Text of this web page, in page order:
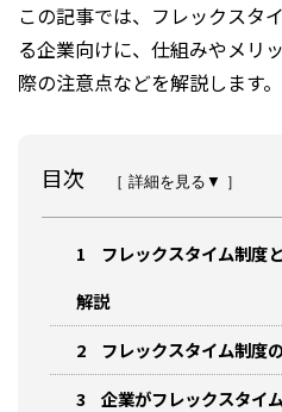
この記事では、フレックスタ
る企業向けに、仕組みやメリ
際の注意点などを解説します。
目次 ［ 詳細を見る▼ ］
1
フレックスタイム制度
解説
2
フレックスタイム制度
3
企業がフレックスタイ